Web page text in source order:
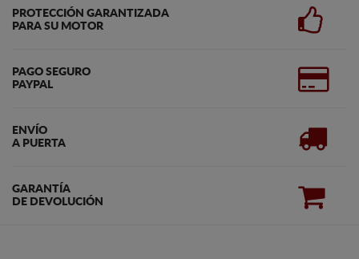
PROTECCIÓN GARANTIZADA
PARA SU MOTOR
PAGO SEGURO
PAYPAL
ENVÍO
A PUERTA
GARANTÍA
DE DEVOLUCIÓN